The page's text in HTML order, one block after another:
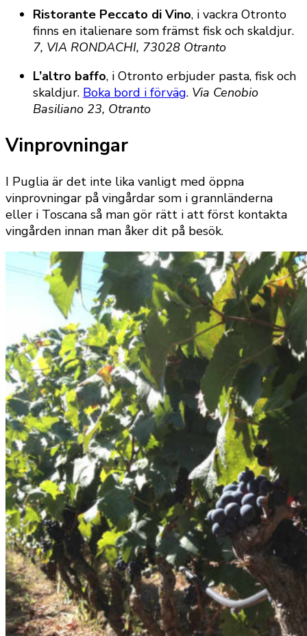
Ristorante Peccato di Vino, i vackra Otronto
finns en italienare som främst fisk och skaldjur.
7, VIA RONDACHI, 73028 Otranto
L’altro baffo, i Otronto erbjuder pasta, fisk och
skaldjur. Boka bord i förväg. Via Cenobio
Basiliano 23, Otranto
Vinprovningar
I Puglia är det inte lika vanligt med öppna
vinprovningar på vingårdar som i grannländerna
eller i Toscana så man gör rätt i att först kontakta
vingården innan man åker dit på besök.